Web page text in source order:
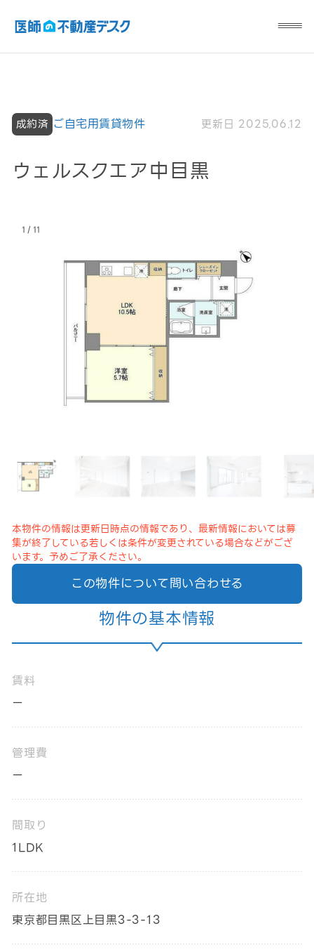
成約済 ご自宅用賃貸物件
ウェルスクエア中目黒
更新日 2025.06.12
1 / 11
本物件の情報は更新日時点の情報であり、最新情報においては募
集が終了している若しくは条件が変更されている場合などがござ
います。予めご了承ください。
この物件について問い合わせる
物件の基本情報
賃料
ー
管理費
ー
間取り
1LDK
所在地
東京都目黒区上目黒3-3-13